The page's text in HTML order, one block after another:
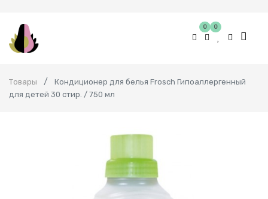
0 0
Товары
Кондиционер для белья Frosch Гипоаллергенный
для детей 30 стир. / 750 мл